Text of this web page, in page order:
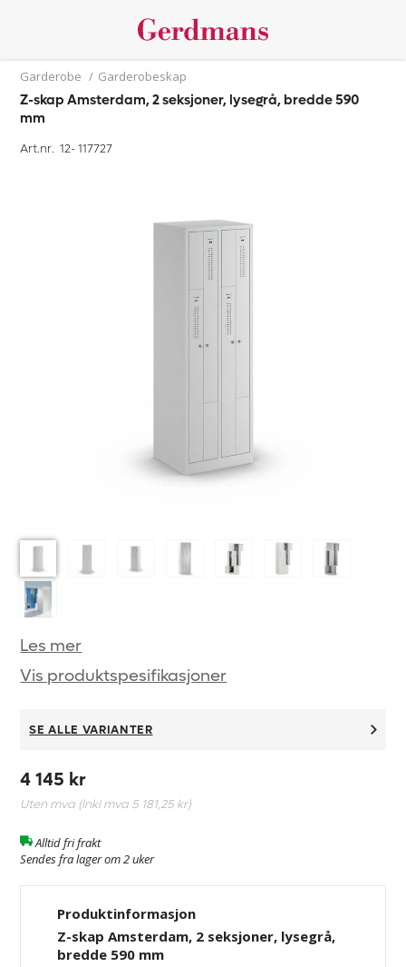
Garderobe / Garderobeskap
Z-skap Amsterdam, 2 seksjoner, lysegrå, bredde 590
mm
Art.nr. 12-117727
Les mer
Vis produktspesifikasjoner
SE ALLE VARIANTER
4 145 kr
Uten mva (Inkl mva 5 181,25 kr)
Alltid fri frakt
Sendes fra lager om 2 uker
Produktinformasjon
Z-skap Amsterdam, 2 seksjoner, lysegrå,
bredde 590 mm